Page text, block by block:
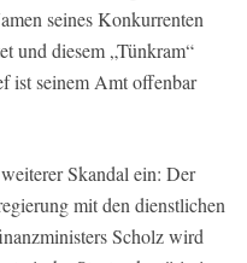
seines Konkurrenten
und diesem „Tünkram“
ist seinem Amt offenbar
Skandal ein: Der
mit den dienstlichen
Scholz wird